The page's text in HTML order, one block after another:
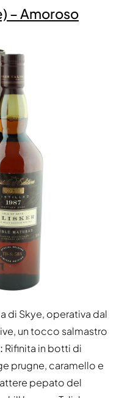
– Amoroso
di Skye, operativa dal
un tocco salmastro
Rifinita in botti di
prugne, caramello e
pepato del